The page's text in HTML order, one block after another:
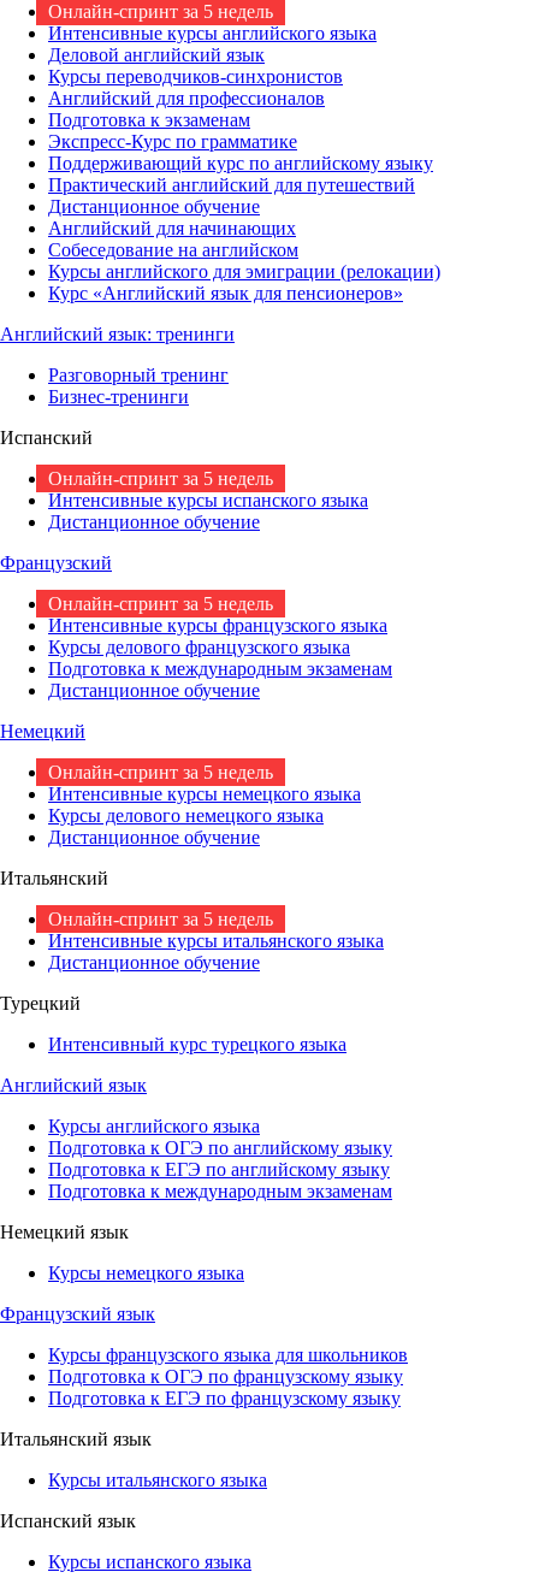
Онлайн-спринт за 5 недель
Интенсивные курсы английского языка
Деловой английский язык
Курсы переводчиков-синхронистов
Английский для профессионалов
Подготовка к экзаменам
Экспресс-Курс по грамматике
Поддерживающий курс по английскому языку
Практический английский для путешествий
Дистанционное обучение
Английский для начинающих
Собеседование на английском
Курсы английского для эмиграции (релокации)
Курс «Английский язык для пенсионеров»
Английский язык: тренинги
Разговорный тренинг
Бизнес-тренинги
Испанский
Онлайн-спринт за 5 недель
Интенсивные курсы испанского языка
Дистанционное обучение
Французский
Онлайн-спринт за 5 недель
Интенсивные курсы французского языка
Курсы делового французского языка
Подготовка к международным экзаменам
Дистанционное обучение
Немецкий
Онлайн-спринт за 5 недель
Интенсивные курсы немецкого языка
Курсы делового немецкого языка
Дистанционное обучение
Итальянский
Онлайн-спринт за 5 недель
Интенсивные курсы итальянского языка
Дистанционное обучение
Турецкий
Интенсивный курс турецкого языка
Английский язык
Курсы английского языка
Подготовка к ОГЭ по английскому языку
Подготовка к ЕГЭ по английскому языку
Подготовка к международным экзаменам
Немецкий язык
Курсы немецкого языка
Французский язык
Курсы французского языка для школьников
Подготовка к ОГЭ по французскому языку
Подготовка к ЕГЭ по французскому языку
Итальянский язык
Курсы итальянского языка
Испанский язык
Курсы испанского языка